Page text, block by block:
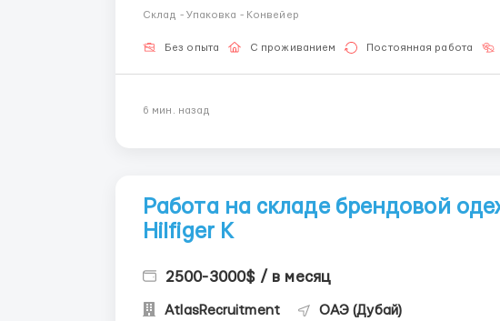
Склад - Упаковка - Конвейер
Без опыта С проживанием Постоянная работа
6 мин. назад
Работа на складе брендовой
Hilfiger К
2500-3000$ / в месяц
AtlasRecruitment ОАЭ (Дубай)